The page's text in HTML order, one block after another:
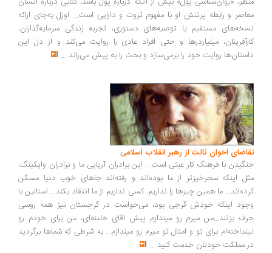
و رابطه پرتنش او با مفهوم ثروت و دارایی است... اوزل به‌جای ارائه
مستقیم یا توصیه‌های دستوری، تجربه زندگی سرمایه‌گذاران،
میلیاردرها و حتی افراد عادی را روایت می‌کند و از دل این
روایت خود را برمی‌سازد و بحث را به پیش می‌راند...
اخوان ثالث از رهبر انقلاب اسلامی
با فرهنگ کار عبثی است... این برادران آریایی ما و برادران وایکینگ،
اینکه سحرخیزتر از ما بوده‌اند و رفته‌اند جاهای خوب دنیا مسکن
ما همین چیزها را نداریم. کسی نداریم از ما انتقاد بکند... استالین با
اینکه خودش گرجی بود، می‌خواست در گرجستان نیز همه روسی
بزنند...من میرم رو میندازم پیش آقای خامنه‌ای، من برای خودم رو
برای تو و امثال تو میرم رو میندازم... به شرطی که شماها برگردید
مملکت خودتان خدمت کنید...